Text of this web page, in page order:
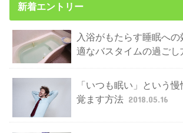
新着エントリー
入浴がもたらす睡眠へ
適なバスタイムの過ごし
「いつも眠い」という
覚ます方法 2018.05.16